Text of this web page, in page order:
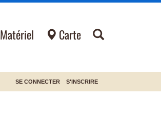
Matériel Carte
SE CONNECTER S'INSCRIRE